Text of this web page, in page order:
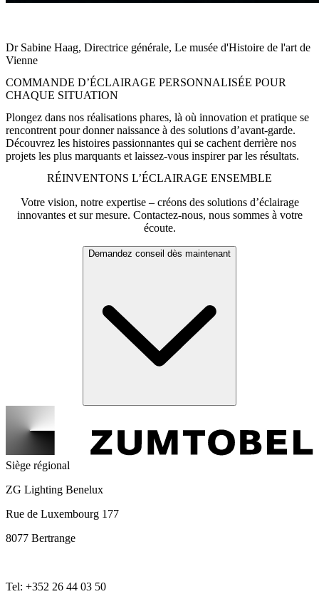
DrSabine Haag, Directrice générale, Le musée d'Histoire de l'art de
Vienne
COMMANDE D’ÉCLAIRAGE PERSONNALISÉE POUR
CHAQUE SITUATION
Plongez dans nos réalisations phares, là où innovation et pratique se
rencontrent pour donner naissance à des solutions d’avant-garde.
Découvrez les histoires passionnantes qui se cachent derrière nos
projets les plus marquants et laissez-vous inspirer par les résultats.
RÉINVENTONS L’ÉCLAIRAGE ENSEMBLE
Votre vision, notre expertise – créons des solutions d’éclairage
innovantes et sur mesure. Contactez-nous, nous sommes à votre
écoute.
Demandez conseil dès maintenant
Siège régional
ZG Lighting Benelux
Rue de Luxembourg 177
8077 Bertrange
Tel: +352 26 44 03 50